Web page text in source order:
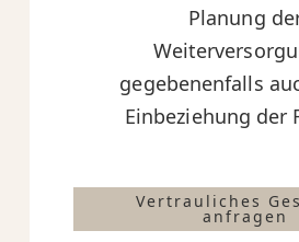
Planung
gegebenenfalls
Einbeziehung der
Vertrauliches
anfragen